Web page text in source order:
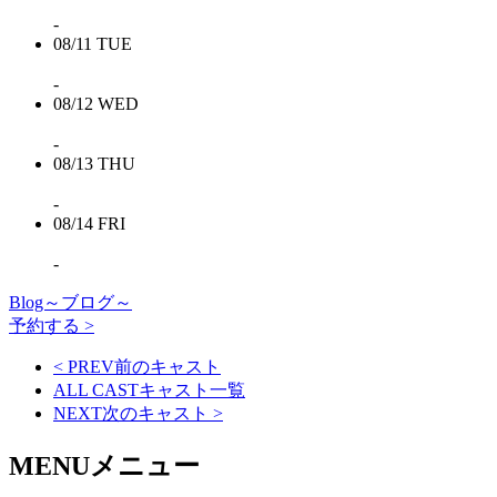
-
08/11 TUE
-
08/12 WED
-
08/13 THU
-
08/14 FRI
-
Blog～ブログ～
予約する >
< PREV前のキャスト
ALL CASTキャスト一覧
NEXT次のキャスト >
MENUメニュー